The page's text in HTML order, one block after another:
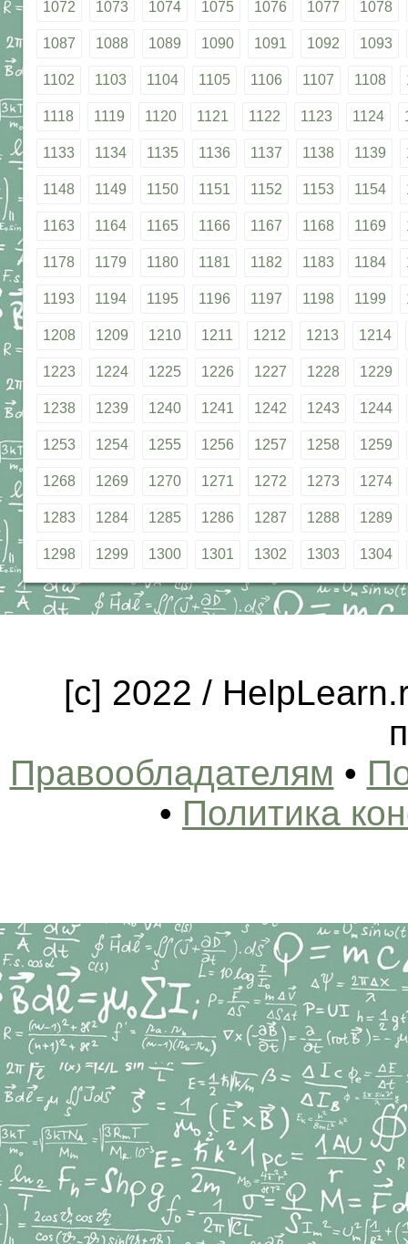
1072 1073 1074 1075 1076 1077 1078
1087 1088 1089 1090 1091 1092 1093
1102 1103 1104 1105 1106 1107 1108
1118 1119 1120 1121 1122 1123 1124
1133 1134 1135 1136 1137 1138 1139
1148 1149 1150 1151 1152 1153 1154
1163 1164 1165 1166 1167 1168 1169
1178 1179 1180 1181 1182 1183 1184
1193 1194 1195 1196 1197 1198 1199
1208 1209 1210 1211 1212 1213 1214
1223 1224 1225 1226 1227 1228 1229
1238 1239 1240 1241 1242 1243 1244
1253 1254 1255 1256 1257 1258 1259
1268 1269 1270 1271 1272 1273 1274
1283 1284 1285 1286 1287 1288 1289
1298 1299 1300 1301 1302 1303 1304
[c] 2022 /
Правообладателям •
• Политика